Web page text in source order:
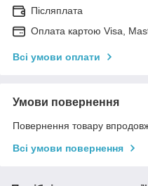
Післяплата
Оплата картою Visa,
Всі умови оплати
Умови повернення
Повернення товару
Всі умови повернення